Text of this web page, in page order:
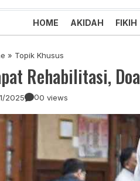
Majelis Tabligh
Syiar Dakwah Islam
HOME AKIDAH FIKIH
» Topik Khusus
Rehabilitasi,
2025 00 views